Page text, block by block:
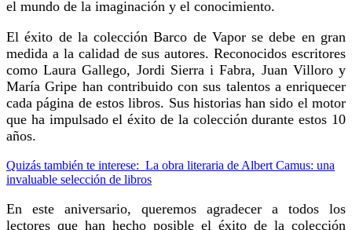
el mundo de la imaginación y el conocimiento.
El éxito de la colección Barco de Vapor se debe en gran
medida a la calidad de sus autores. Reconocidos escritores
como Laura Gallego, Jordi Sierra i Fabra, Juan Villoro y
María Gripe han contribuido con sus talentos a enriquecer
cada página de estos libros. Sus historias han sido el motor
que ha impulsado el éxito de la colección durante estos 10
años.
Quizás también te interese: La obra literaria de Albert Camus: una
invaluable selección de libros
En este aniversario, queremos agradecer a todos los
lectores que han hecho posible el éxito de la colección